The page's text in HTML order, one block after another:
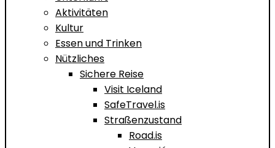
Aktivitäten
Kultur
Essen und Trinken
Nützliches
Sichere Reise
Visit Iceland
SafeTravel.is
Straßenzustand
Road.is